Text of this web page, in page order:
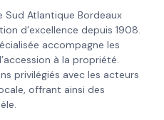
Sud Atlantique Bordeaux
d’excellence depuis 1908.
accompagne les
à la propriété.
privilégiés avec les acteurs
offrant ainsi des